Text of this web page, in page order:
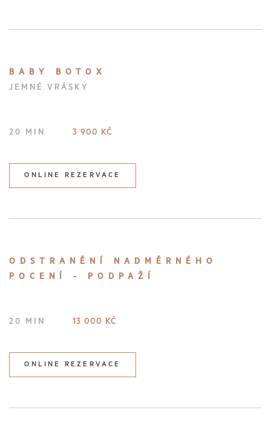
BABY BOTOX
JEMNÉ VRÁSKY
20 MIN 3 900 KČ
ONLINE REZERVACE
ODSTRANĚNÍ NADMĚRNÉHO
POCENÍ - PODPAŽÍ
20 MIN 13 000 KČ
ONLINE REZERVACE